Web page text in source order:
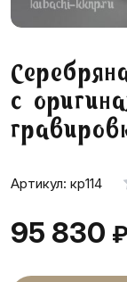
с
Артикул: кр114
95 830 ₽